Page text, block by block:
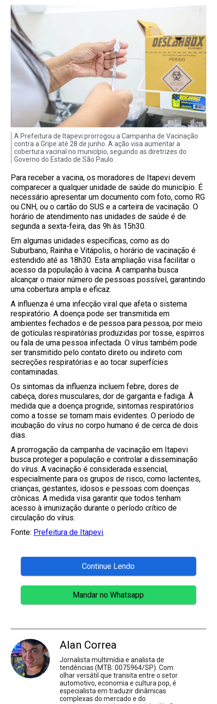
A Prefeitura de Itapevi prorrogou a Campanha de Vacinação
contra a Gripe até 28 de junho. A ação visa aumentar a
cobertura vacinal no município, seguindo as diretrizes do
Governo do Estado de São Paulo.
Para receber a vacina, os moradores de Itapevi devem
comparecer a qualquer unidade de saúde do município. É
necessário apresentar um documento com foto, como RG
ou CNH, ou o cartão do SUS e a carteira de vacinação. O
horário de atendimento nas unidades de saúde é de
segunda a sexta-feira, das 9h às 15h30.
Em algumas unidades específicas, como as do
Suburbano, Rainha e Vitápolis, o horário de vacinação é
estendido até as 18h30. Esta ampliação visa facilitar o
acesso da população à vacina. A campanha busca
alcançar o maior número de pessoas possível, garantindo
uma cobertura ampla e eficaz.
A influenza é uma infecção viral que afeta o sistema
respiratório. A doença pode ser transmitida em
ambientes fechados e de pessoa para pessoa, por meio
de gotículas respiratórias produzidas por tosse, espirros
ou fala de uma pessoa infectada. O vírus também pode
ser transmitido pelo contato direto ou indireto com
secreções respiratórias e ao tocar superfícies
contaminadas.
Os sintomas da influenza incluem febre, dores de
cabeça, dores musculares, dor de garganta e fadiga. À
medida que a doença progride, sintomas respiratórios
como a tosse se tornam mais evidentes. O período de
incubação do vírus no corpo humano é de cerca de dois
dias.
A prorrogação da campanha de vacinação em Itapevi
busca proteger a população e controlar a disseminação
do vírus. A vacinação é considerada essencial,
especialmente para os grupos de risco, como lactentes,
crianças, gestantes, idosos e pessoas com doenças
crônicas. A medida visa garantir que todos tenham
acesso à imunização durante o período crítico de
circulação do vírus.
Fonte: Prefeitura de Itapevi.
Continue Lendo
Mandar no Whatsapp
Alan Correa
Jornalista multimídia e analista de
tendências (MTB: 0075964/SP). Com
olhar versátil que transita entre o setor
automotivo, economia e cultura pop, é
especialista em traduzir dinâmicas
complexas do mercado e do